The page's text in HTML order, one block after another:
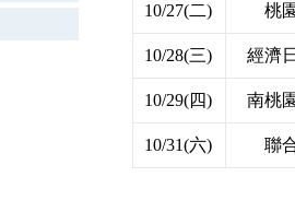
10/27(二) 桃
10/28(三) 經濟
10/29(四) 南桃
10/31(六) 聯